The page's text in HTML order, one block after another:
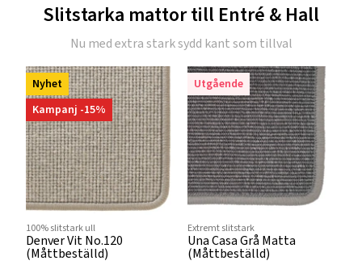
Slitstarka mattor till Entré & Hall
Nu med extra stark sydd kant som tillval
Nyhet
Kampanj -15%
100% slitstark ull
Denver Vit No.120
(Måttbeställd)
Utgående
Extremt slitstark
Una Casa Grå Matta
(Måttbeställd)